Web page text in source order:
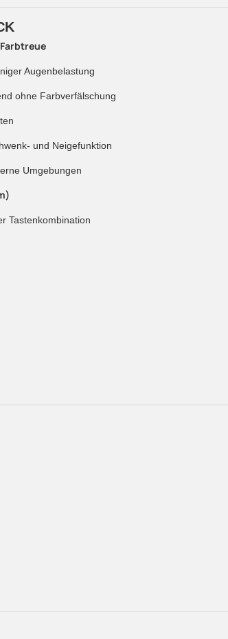
Augenbelastung
ohne Farbverfälschung
und Neigefunktion
Umgebungen
Tastenkombination